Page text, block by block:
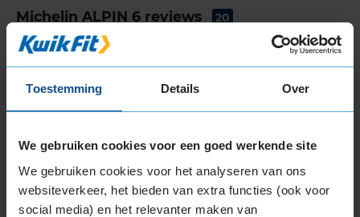
Toestemming Details Over
We gebruiken cookies voor een goed werkende site
We gebruiken cookies voor het analyseren van ons
websiteverkeer, het bieden van extra functies (ook voor
social media) en het relevanter maken van
Michelin ALPIN 6 reviews 20
Bekijk hieronder alle reviews voor de Michelin
ALPIN 6. Deze beoordelingen zijn uitsluitend van
berijders van de Michelin ALPIN 6.
10,0Algemeen
10,0
Geluid
10,0
10,0
Comfort
10,0